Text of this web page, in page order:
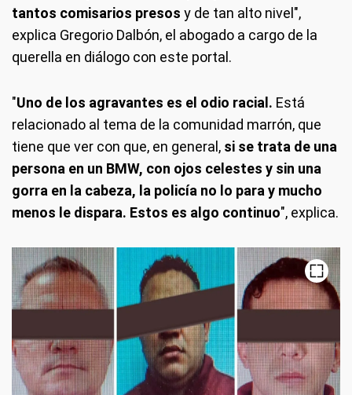
tantos comisarios presos y de tan alto nivel",
explica Gregorio Dalbón, el abogado a cargo de la
querella en diálogo con este portal.
"Uno de los agravantes es el odio racial. Está
relacionado al tema de la comunidad marrón, que
tiene que ver con que, en general, si se trata de una
persona en un BMW, con ojos celestes y sin una
gorra en la cabeza, la policía no lo para y mucho
menos le dispara. Estos es algo continuo", explica.